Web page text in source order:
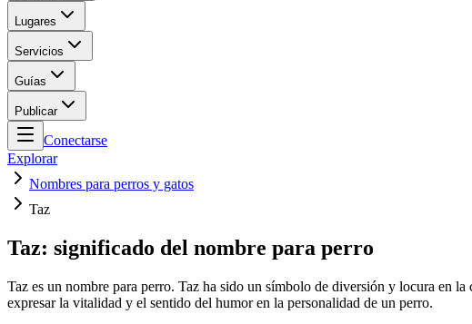
Lugares
Servicios
Guías
Publicar
Conectarse
Explorar
Nombres para perros y gatos
Taz
Taz: significado del nombre para perro
Taz es un nombre para perro. Taz ha sido un símbolo de diversión y locura en
expresar la vitalidad y el sentido del humor en la personalidad de un perro.